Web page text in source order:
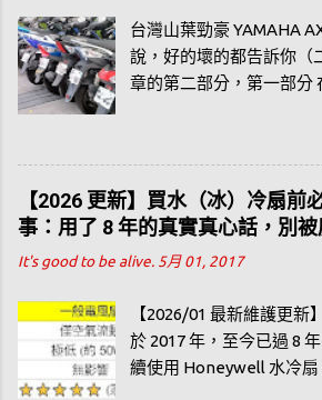
台灣山葉勁豪 YAMAHA
說，好的壞的都告訴你（
章的第二部分，第一部分
【2026 更新】買水（冰）冷扇前
事：用了 8 年的真實真心話，別被
It's good to be alive. 5月 01, 2017
【2026/01 最新維護更新
於 2017 年，至今已過 8
續使用 Honeywell 水冷